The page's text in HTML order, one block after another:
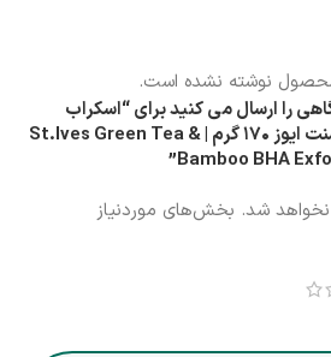
نوشته نشده است.
را ارسال می کنید برای “اسکراب
صورت چای سبز و بامبو سنت ایوز ۱۷۰ گرم | St.Ives Green Tea &
Bamboo BHA
شد. بخش‌های موردنیاز